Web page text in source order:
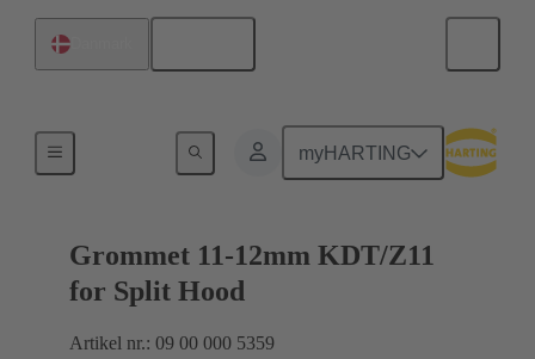
myHARTING
Grommet 11-12mm KDT/Z11
for Split Hood
Artikel nr.: 09 00 000 5359